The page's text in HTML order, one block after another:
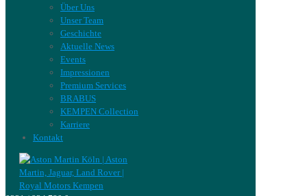
Über Uns
Unser Team
Geschichte
Aktuelle News
Events
Impressionen
Premium Services
BRABUS
KEMPEN Collection
Karriere
Kontakt